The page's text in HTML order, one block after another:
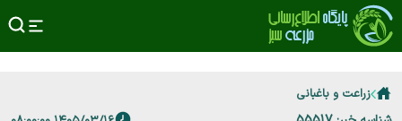
زراعت و باغبانی